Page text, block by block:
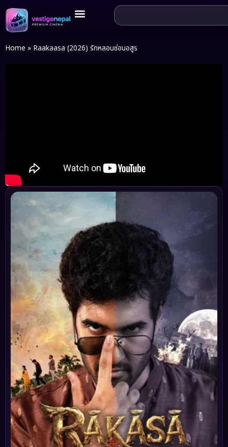
Home » Raakaasa (2026) รักหลอนซ่อนอสูร